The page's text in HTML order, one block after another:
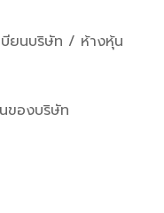
บียนบริษัท / ห้างหุ้น
ของบริษัท